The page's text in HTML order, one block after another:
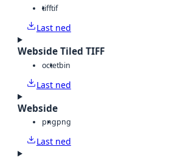
tifftif
Last ned
Webside Tiled TIFF
octetbin
Last ned
Webside
pngpng
Last ned